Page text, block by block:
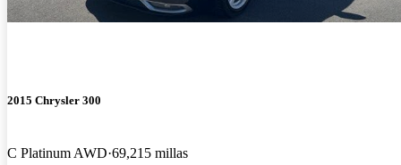
2015 Chrysler 300
C Platinum AWD 69,215 millas